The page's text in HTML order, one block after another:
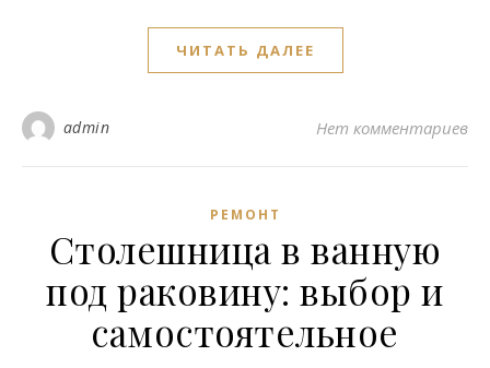
ЧИТАТЬ ДАЛЕЕ
admin Нет комментариев
РЕМОНТ
Столешница в ванную
под раковину: выбор и
самостоятельное